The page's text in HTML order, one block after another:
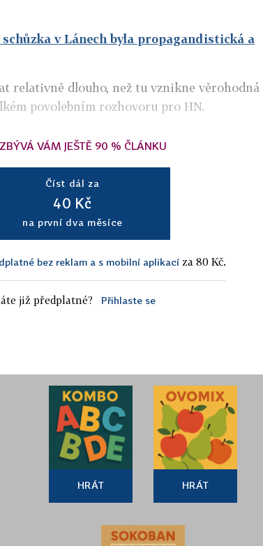
schůzka v Lánech byla propagandistická a
relativně dlouho, než tu vznikne věrohodná
povolebním rozhovoru pro HN.
ZBÝVÁ VÁM JEŠTĚ 90 % ČLÁNKU
Číst dál za
40 Kč
na první dva měsíce
bez reklam a s mobilní aplikací za 80 Kč.
již předplatné? Přihlaste se
HRÁT HRÁT